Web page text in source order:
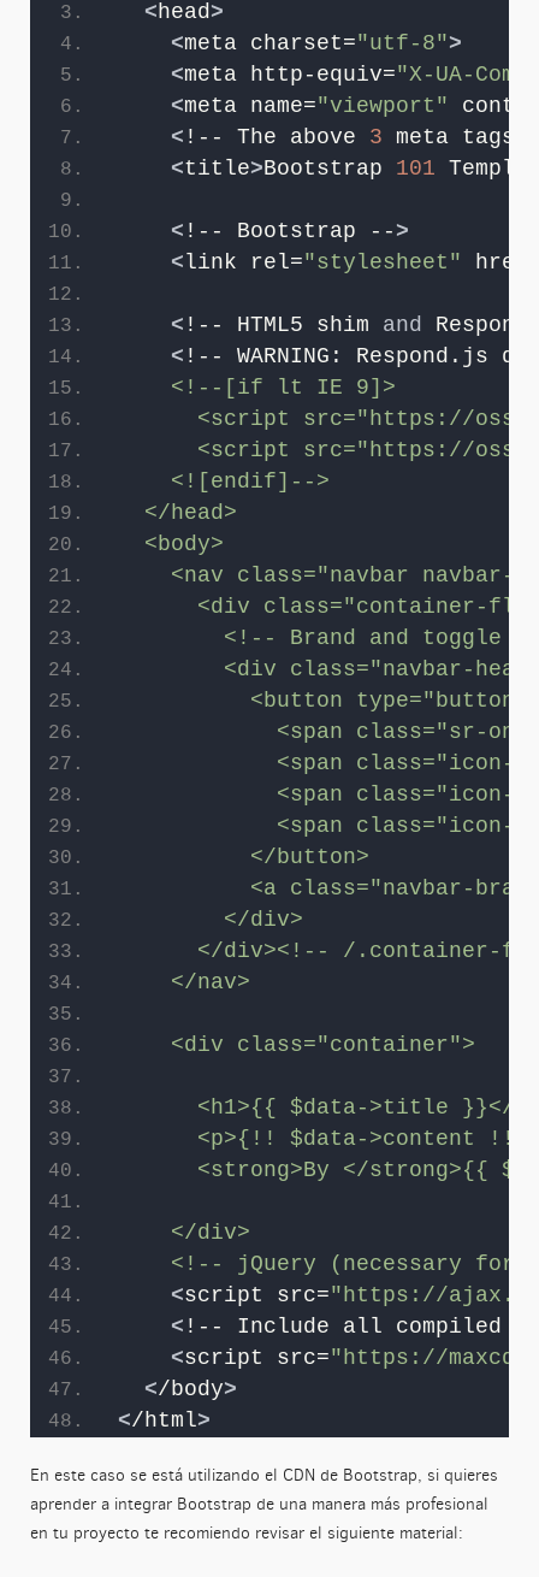
< head >
<meta charset="utf-8">
<meta http-equiv="X-UA-
<meta name="viewport"
< !-- The above 3 meta tags
<title>Bootstrap 101
< !-- Bootstrap -- >
<link rel="stylesheet"
< !-- HTML5 shim and
< !-- WARNING: Respond.js
    <!--[if lt IE 9]>
<script src="https://
<script src="https://
    <![endif]-->
  </head>
  <body>
<nav class="navbar navbar-
<div class="container-
<!-- Brand and toggle
<div class="navbar-
<button
<span class="sr-
<span class="icon-
<span class="icon-
<span class="icon-
          </button>
<a class="navbar-
        </div>
</div><!-- /.container-
    </nav>
    <div class="container">
<h1>{{ $data->title }}</
<p>{!! $data->content
<strong>By </strong>{{
    </div>
<!-- jQuery (necessary for
<script src="https://
< !-- Include all compiled
<script src="https://
</body>
</html>
En este caso se está utilizando el CDN de Bootstrap, si quieres
aprender a integrar Bootstrap de una manera más profesional
en tu proyecto te recomiendo revisar el siguiente material: